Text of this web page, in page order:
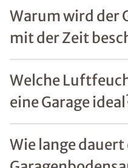
Warum wird der
mit der Zeit
Welche
eine Garage
Wie lange dauert